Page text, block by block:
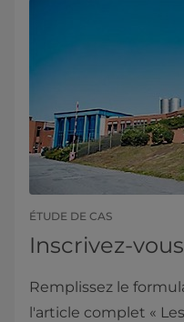
ÉTUDE DE CAS
Inscrivez-
Remplissez le
l'article complet «